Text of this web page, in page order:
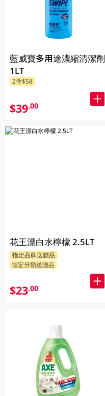
藍威寶多用途濃縮清潔劑
1LT
2件$58
$39.00
花王漂白水檸檬 2.5LT
指定品牌送贈品
指定分類送贈品
$23.00